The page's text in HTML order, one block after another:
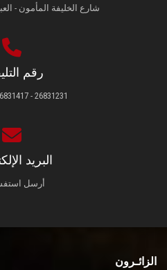
شارع الخليفة المأمون -
رقم
26831231 - 26831417 - 26831474
البريد
أرسل
الزائـرون